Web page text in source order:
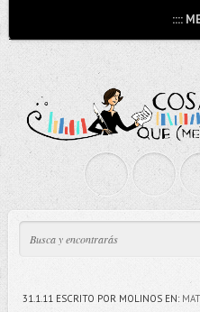
::::
31.1.11 ESCRITO POR MOLINOS EN: